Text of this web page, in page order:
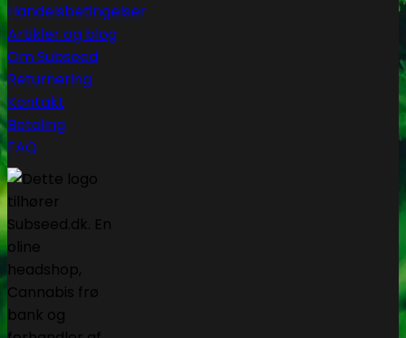
Handelsbetingelser
Artikler og blog
Om Subseed
Returnering
Kontakt
Betaling
FAQ